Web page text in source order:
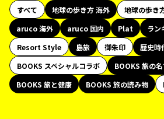
すべて 地球の歩き方 海外
地球の歩き
aruco 海外
aruco 国内 Plat
ラン
Resort Style
島旅 御朱印 歴史時
BOOKS スペシャルコラボ
BOOKS 旅の
BOOKS 旅と健康
BOOKS 旅の読み物